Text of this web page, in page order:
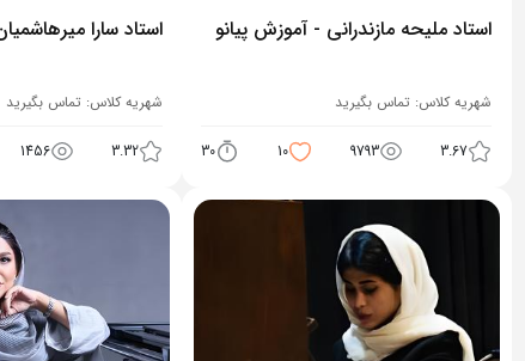
استاد ملیحه مازندرانی - آموزش پیانو
شهریه کلاس: تماس بگیرید
3.67
9793
10
30
استاد سارا
شهریه کلاس:تماس بگیرید
3.32
1456